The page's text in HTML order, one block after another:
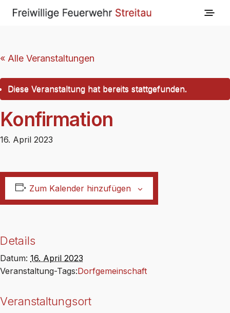
« Alle Veranstaltungen
Diese Veranstaltung hat bereits stattgefunden.
Konfirmation
16. April 2023
Zum Kalender hinzufügen
Details
Datum: 16. April 2023
Veranstaltung-Tags:Dorfgemeinschaft
Veranstaltungsort